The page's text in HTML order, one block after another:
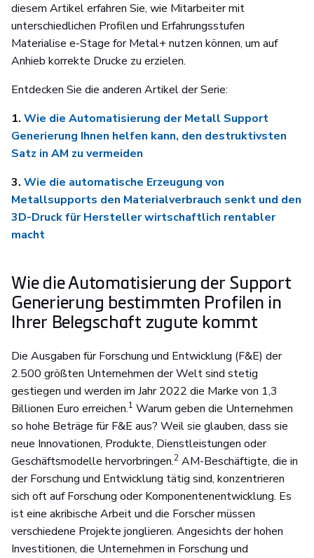
diesem Artikel erfahren Sie, wie Mitarbeiter mit
unterschiedlichen Profilen und Erfahrungsstufen
Materialise e-Stage for Metal+ nutzen können, um auf
Anhieb korrekte Drucke zu erzielen.
Entdecken Sie die anderen Artikel der Serie:
1. Wie die Automatisierung der Metall Support
Generierung Ihnen helfen kann, den destruktivsten
Satz in AM zu vermeiden
3. Wie die automatische Erzeugung von
Metallsupports den Materialverbrauch senkt und den
3D-Druck für Hersteller wirtschaftlich rentabler
macht
Wie die Automatisierung der Support
Generierung bestimmten Profilen in
Ihrer Belegschaft zugute kommt
Die Ausgaben für Forschung und Entwicklung (F&E) der
2.500 größten Unternehmen der Welt sind stetig
gestiegen und werden im Jahr 2022 die Marke von 1,3
Billionen Euro erreichen.1 Warum geben die Unternehmen
so hohe Beträge für F&E aus? Weil sie glauben, dass sie
neue Innovationen, Produkte, Dienstleistungen oder
Geschäftsmodelle hervorbringen.2 AM-Beschäftigte, die in
der Forschung und Entwicklung tätig sind, konzentrieren
sich oft auf Forschung oder Komponentenentwicklung. Es
ist eine akribische Arbeit und die Forscher müssen
verschiedene Projekte jonglieren. Angesichts der hohen
Investitionen, die Unternehmen in Forschung und